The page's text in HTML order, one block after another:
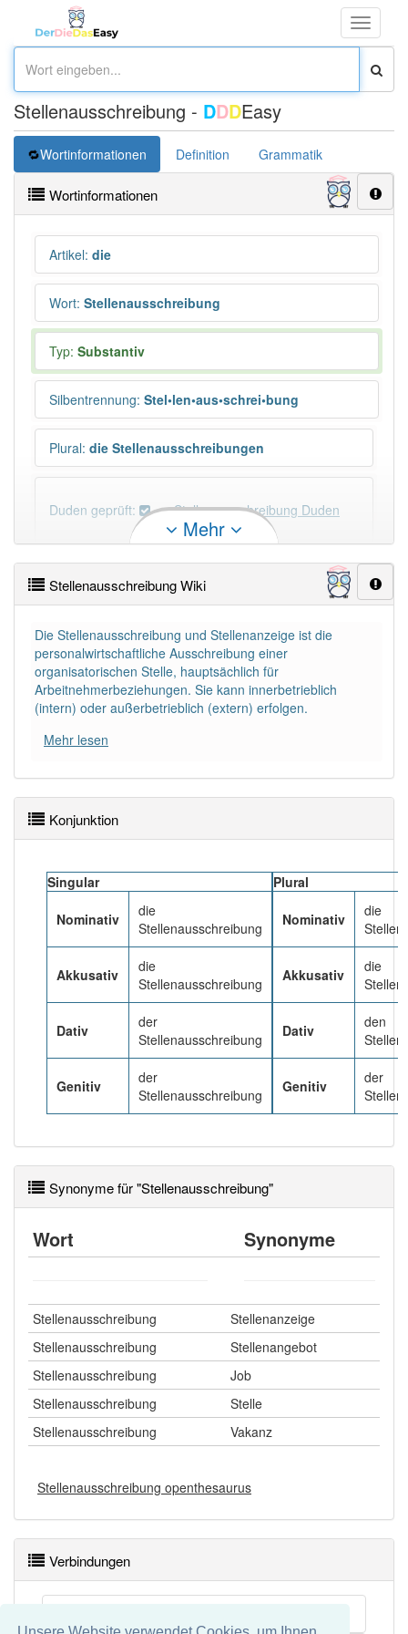
Toggle
Stellenausschreibung - DDDEasy
Wortinformationen Definition Grammatik
Wortinformationen
Artikel: die
Wort: Stellenausschreibung
Typ: Substantiv
Silbentrennung: Stel•len•aus•schrei•bung
Plural: die Stellenausschreibungen
Duden geprüft: Stellenausschreibung Duden
×
Wörter, die mit "-ung" enden, haben fast immer
DER:127Ausnahmen
Beispiele
DIE:
DAS:2Ausnahmen
Wörter mit Endung
Wörter mit Endung-stellenausschreibungaber mit
einem anderen Artikel
95% unserer Spielapp-Nutzer haben den Artikel
korrekt erraten.
Mehr
Stellenausschreibung Wiki
Die Stellenausschreibung und Stellenanzeige ist die
personalwirtschaftliche Ausschreibung einer
organisatorischen Stelle, hauptsächlich für
Arbeitnehmerbeziehungen. Sie kann innerbetrieblich
(intern) oder außerbetrieblich (extern) erfolgen.
Mehr lesen
Konjunktion
Singular
Nominativ
die
Stellenausschreibung
Akkusativ
die
Stellenausschreibung
Dativ
der
Stellenausschreibung
Genitiv
der
Stellenausschreibung
Plural
Nominativ
die
Akkusativ
die
Dativ
den
Genitiv
der
Synonyme für "Stellenausschreibung"
Wort Synonyme
Stellenausschreibung
Stellenanzeige
Stellenausschreibung
Stellenangebot
Stellenausschreibung
Job
Stellenausschreibung
Stelle
Stellenausschreibung
Vakanz
Stellenausschreibung openthesaurus
Verbindungen